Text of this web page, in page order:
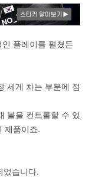
플레이를 펼쳤든
세게 차는 부분에 점
볼을 컨트롤할 수 있
제품이죠.
었습니다.